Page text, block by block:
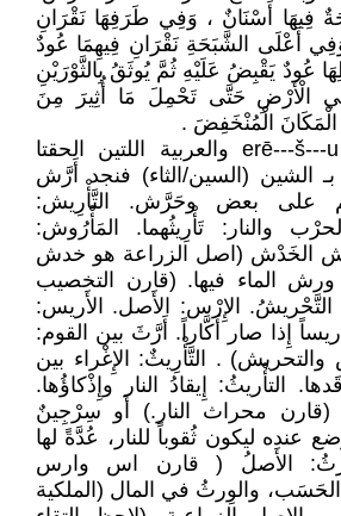
فِيهَا أَسْنَانٌ ، وَفِي طَرَفِهَا نَقْرَانِ
أَعْلَى الشَّبَحَةِ نَقْرَانِ فِيهِمَا عُودٌ
يَقْبِضُ عَلَيْهِ ثُمَّ يُوثَقُ بِالثَّوْرَيْنِ
الْأَرْضِ حَتَّى تَحْمِلَ مَا أُثِيرَ مِنَ
الْمَكَانَ الْمُنْخَفِضَ .
واما مقابل الاكدية erē---š---u والعربية اللتين الحقتا
الجذر الاصلي URU بـ الشين (السين/الثاء) فنجد أَرَّش
على بعض وحَرَّش. التَّأْرِيش:
والنار: تَأْرِيثُهما. المَأْرُوش:
الخَدْش (اصل الزراعة هو خدش
ورش الماء فيها. (قارن التخصيب
التَّحْريشُ. الإِرْس: الأَصل. الأَريس:
إِذا صار أَكَّاراً. أَرَّثَ بين القوم:
. التَّأْرِيثٌ: الإِغْراء بين
التأْريثُ: إِيقادُ النار وإِذْكاؤُها.
(قارن محراث النار.) أَو سِرْجِينٌ
عنده ليكون ثُقوباً للنار، عُدَّةً لها
الإِرْثُ: الأَصلُ ( قارن اس وارس
والوِرثُ في المال (الملكية